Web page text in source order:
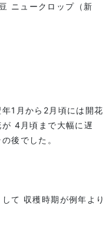
ニュークロップ（新
1月から2月頃には開花
4月頃まで大幅に遅
後でした。
て 収穫時期が例年より